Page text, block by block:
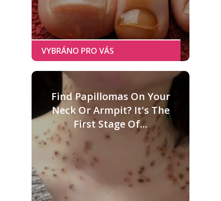
Find Papillomas On Your
Neck Or Armpit? It's The
First Stage Of...